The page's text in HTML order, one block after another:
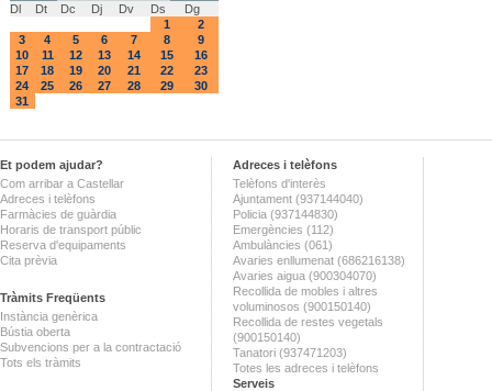
Dl
Dt Dc Dj Dv Ds
Dg
1
2
3
4 5 6 7 8
9
10
11 12 13 14 15
16
17
18 19 20 21 22
23
24
25 26 27 28 29
30
31
Et podem ajudar?
Com arribar a Castellar
Adreces i telèfons
Farmàcies de guàrdia
Horaris de transport públic
Reserva d'equipaments
Cita prèvia
Tràmits Freqüents
Instància genèrica
Bústia oberta
Subvencions per a la contractació
Tots els tràmits
Adreces i telèfons
Telèfons d'interès
Ajuntament (937144040)
Policia (937144830)
Emergències (112)
Ambulàncies (061)
Avaries enllumenat (686216138)
Avaries aigua (900304070)
Recollida de mobles i altres
voluminosos (900150140)
Recollida de restes vegetals
(900150140)
Tanatori (937471203)
Totes les adreces i telèfons
Serveis